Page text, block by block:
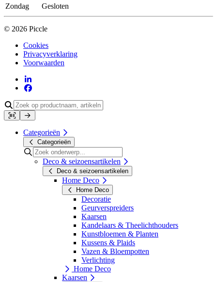
Zondag
Gesloten
© 2026 Piccle
Cookies
Privacyverklaring
Voorwaarden
Categorieën
Categorieën
Deco & seizoensartikelen
Deco & seizoensartikelen
Home Deco
Home Deco
Decoratie
Geurverspreiders
Kaarsen
Kandelaars & Theelichthouders
Kunstbloemen & Planten
Kussens & Plaids
Vazen & Bloempotten
Verlichting
Home Deco
Kaarsen